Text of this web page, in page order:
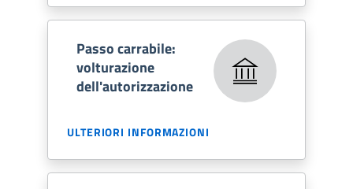
Passo carrabile:
volturazione
dell'autorizzazione
ULTERIORI INFORMAZIONI